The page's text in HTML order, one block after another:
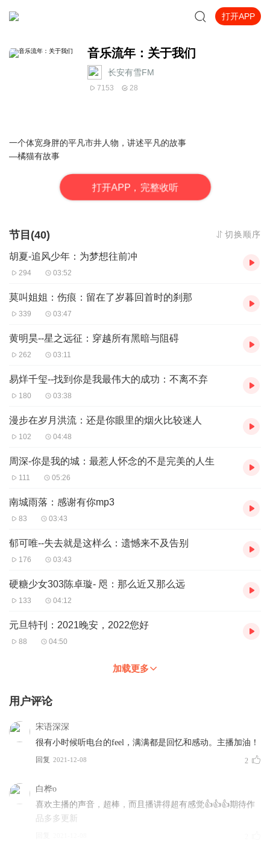
打开APP
音乐流年：关于我们
长安有雪FM
7153 28
一个体宽身胖的平凡市井人物，讲述平凡的故事
—橘猫有故事
打开APP，完整收听
节目(40) 切换顺序
胡夏-追风少年：为梦想往前冲
294 03:52
莫叫姐姐：伤痕：留在了岁暮回首时的刹那
339 03:47
黄明昊--星之远征：穿越所有黑暗与阻碍
262 03:11
易烊千玺--找到你是我最伟大的成功：不离不弃
180 03:38
漫步在岁月洪流：还是你眼里的烟火比较迷人
102 04:48
周深-你是我的城：最惹人怀念的不是完美的人生
111 05:26
南城雨落：感谢有你mp3
83 03:43
郁可唯--失去就是这样么：遗憾来不及告别
176 03:43
硬糖少女303陈卓璇- 咫：那么近又那么远
133 04:12
元旦特刊：2021晚安，2022您好
88 04:50
加载更多
用户评论
宋语深深
很有小时候听电台的feel，满满都是回忆和感动。主播加油！
回复 2021-12-08 2
白桦o
喜欢主播的声音，超棒，而且播讲得超有感觉👍👍👍期待作
品多多更新